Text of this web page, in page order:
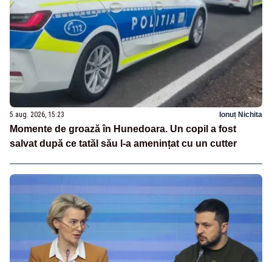
5 aug. 2026, 15:23 Ionuț Nichita
Momente de groază în Hunedoara. Un copil a fost
salvat după ce tatăl său l-a amenințat cu un cutter